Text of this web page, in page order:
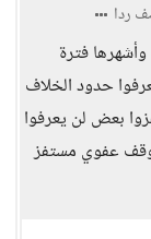
ردا
فترة
حدود الخلاف
بعض لن يعرفوا
عفوي مستفز